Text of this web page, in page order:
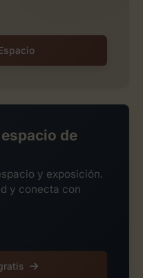
de
y exposición.
y conecta con